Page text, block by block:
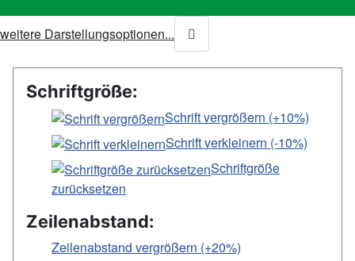
weitere Darstellungsoptionen...
Schriftgröße:
Schrift vergrößern (+10%)
Schrift verkleinern (-10%)
Schriftgröße
zurücksetzen
Zeilenabstand:
Zeilenabstand vergrößern (+20%)